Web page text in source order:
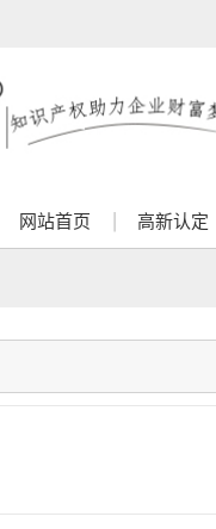
网站首页 高新认定